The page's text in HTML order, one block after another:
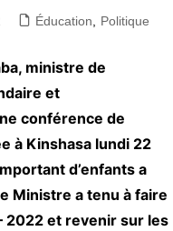
Éducation Politique
, ministre de
et
conférence de
à Kinshasa lundi 22
d’enfants a
Ministre a tenu à faire
2022 et revenir sur les